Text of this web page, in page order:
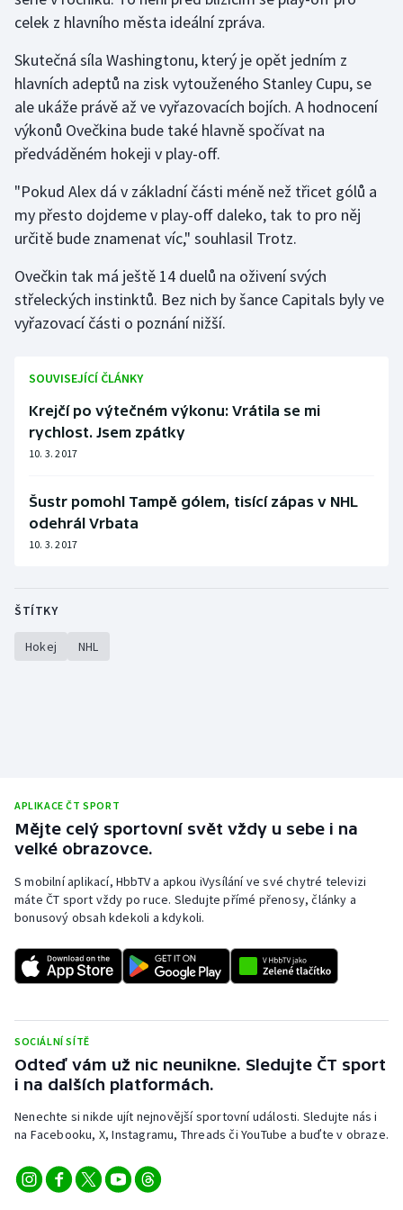
celek z hlavního města ideální zpráva.
Skutečná síla Washingtonu, který je opět jedním z
hlavních adeptů na zisk vytouženého Stanley Cupu, se
ale ukáže právě až ve vyřazovacích bojích. A hodnocení
výkonů Ovečkina bude také hlavně spočívat na
předváděném hokeji v play-off.
"Pokud Alex dá v základní části méně než třicet gólů a
my přesto dojdeme v play-off daleko, tak to pro něj
určitě bude znamenat víc," souhlasil Trotz.
Ovečkin tak má ještě 14 duelů na oživení svých
střeleckých instinktů. Bez nich by šance Capitals byly ve
vyřazovací části o poznání nižší.
SOUVISEJÍCÍ ČLÁNKY
Krejčí po výtečném výkonu: Vrátila se mi
rychlost. Jsem zpátky
10. 3. 2017
Šustr pomohl Tampě gólem, tisící zápas v NHL
odehrál Vrbata
10. 3. 2017
ŠTÍTKY
Hokej NHL
APLIKACE ČT SPORT
Mějte celý sportovní svět vždy u sebe i na
velké obrazovce.
S mobilní aplikací, HbbTV a apkou iVysílání ve své chytré televizi
máte ČT sport vždy po ruce. Sledujte přímé přenosy, články a
bonusový obsah kdekoli a kdykoli.
SOCIÁLNÍ SÍTĚ
Odteď vám už nic neunikne. Sledujte ČT sport
i na dalších platformách.
Nenechte si nikde ujít nejnovější sportovní události. Sledujte nás i
na Facebooku, X, Instagramu, Threads či YouTube a buďte v obraze.